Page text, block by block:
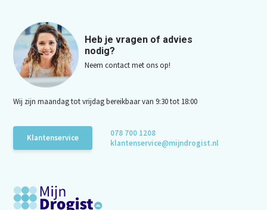
Heb je vragen of advies
nodig?
Neem contact met ons op!
Wij zijn maandag tot vrijdag bereikbaar van 9:30 tot 18:00
Klantenservice
078 700 1208
klantenservice@mijndrogist.nl